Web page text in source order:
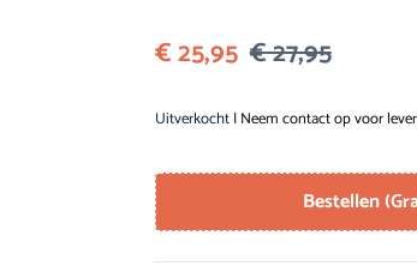
€27,95
€25,95
Uitverkocht| Neem contact op voor
Bestellen